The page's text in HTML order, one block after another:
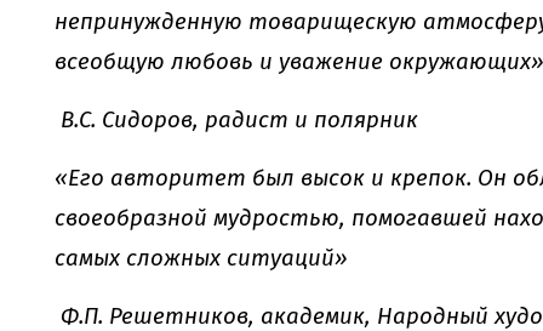
непринужденную товарищескую
всеобщую любовь и уважение окружающих»
В.С. Сидоров, радист и полярник
«Его авторитет был высок и крепок. Он
своеобразной мудростью, помогавшей
самых сложных ситуаций»
Ф.П. Решетников, академик, Народный